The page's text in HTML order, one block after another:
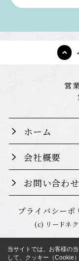
営
ホーム
会社概要
お問い合わせ
プライバシーポ
(c) リードネ
当サイトでは、お客様の
して、クッキー（Cookie